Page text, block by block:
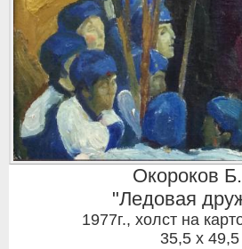
Окороков
"Ледовая
1977г., холст на
35,5 x 49,5